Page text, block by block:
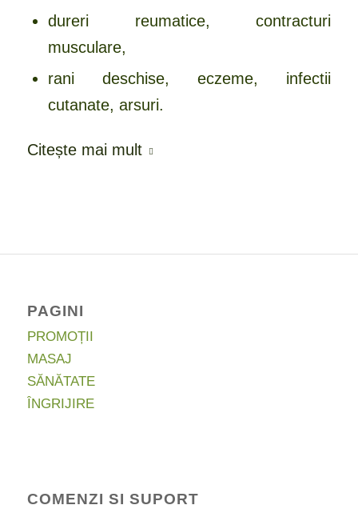
dureri reumatice, contracturi
musculare,
rani deschise, eczeme, infectii
cutanate, arsuri.
Citește mai mult
PAGINI
PROMOȚII
MASAJ
SĂNĂTATE
ÎNGRIJIRE
COMENZI SI SUPORT